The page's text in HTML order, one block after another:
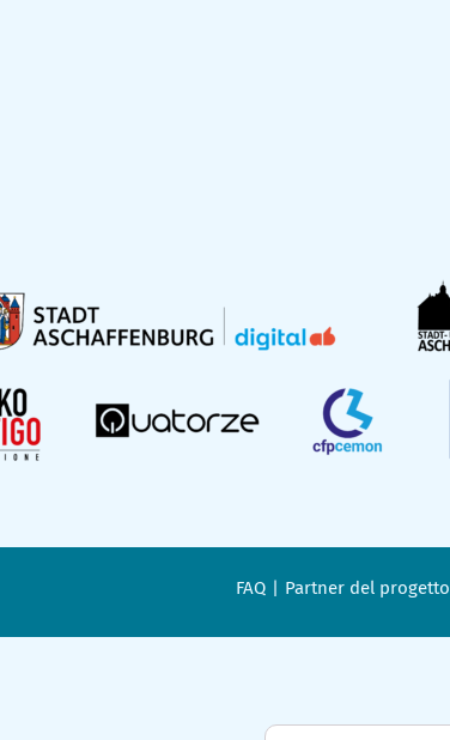
FAQ Partner del progetto